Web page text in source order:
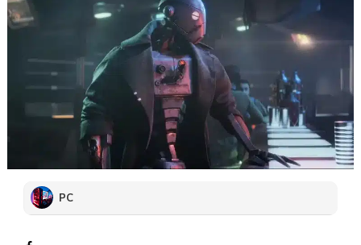
PC